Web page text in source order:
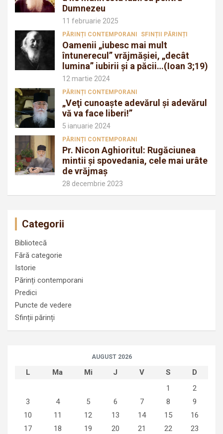
Dumnezeu
11 februarie 2025
PĂRINȚI CONTEMPORANI SFINȚII PĂRINȚI
Oamenii „iubesc mai mult
întunerecul” vrăjmăşiei, „decât
lumina” iubirii şi a păcii…(Ioan 3;19)
12 martie 2024
PĂRINȚI CONTEMPORANI
„Veţi cunoaşte adevărul şi adevărul
vă va face liberi!”
5 ianuarie 2024
PĂRINȚI CONTEMPORANI
Pr. Nicon Aghioritul: Rugăciunea
mintii și spovedania, cele mai urâte
de vrăjmaș
28 decembrie 2023
Categorii
Bibliotecă
Fără categorie
Istorie
Părinți contemporani
Predici
Puncte de vedere
Sfinții părinți
AUGUST 2026
L Ma Mi J V S
D
1
2
3
4 5 6 7 8
9
10
11 12 13 14 15
16
17
18 19 20 21 22
23